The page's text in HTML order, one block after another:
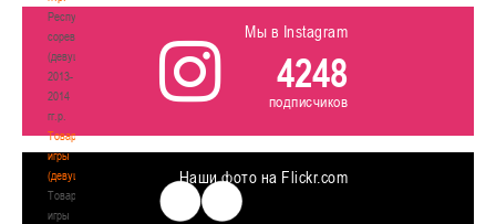
Республиканские
соревнования
(девушки)
2013-
2014
гг.р.
Товарищеские
игры
(девушки)
Товарищеские
игры
Мы в Instagram
4248
подписчиков
Наши фото на Flickr.com